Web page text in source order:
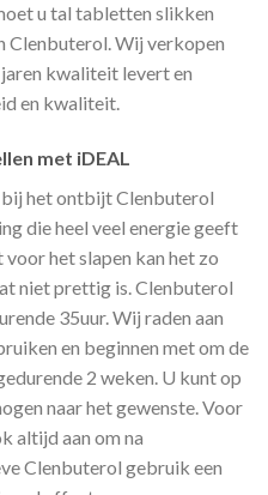
u tal tabletten slikken
Clenbuterol. Wij verkopen
kwaliteit levert en
en kwaliteit.
met iDEAL
het ontbijt Clenbuterol
die heel veel energie geeft
het slapen kan het zo
niet prettig is. Clenbuterol
35uur. Wij raden aan
en beginnen met om de
2 weken. U kunt op
naar het gewenste. Voor
altijd aan om na
Clenbuterol gebruik een